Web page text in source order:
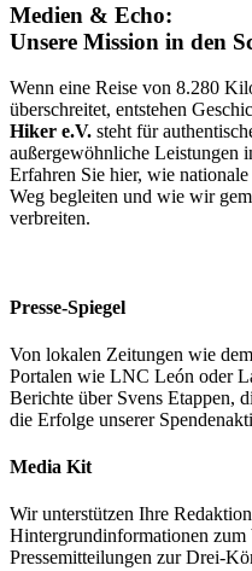
Medien & Echo:
Unsere Mission in den
Wenn eine Reise von 8.280
überschreitet, entstehen
Hiker e.V. steht für
außergewöhnliche Leistungen
Erfahren Sie hier, wie
Weg begleiten und wie wir
verbreiten.
Presse-Spiegel
Von lokalen Zeitungen wie
Portalen wie LNC León oder
Berichte über Svens Etappen,
die Erfolge unserer
Media Kit
Wir unterstützen Ihre
Hintergrundinformationen zum
Pressemitteilungen zur Drei-